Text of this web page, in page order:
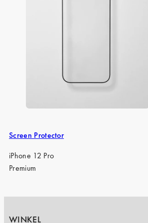
Screen Protector
iPhone 12 Pro
Premium
WINKEL